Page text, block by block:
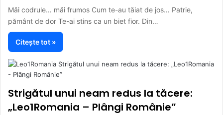
Măi codrule… măi frumos Cum te-au tăiat de jos… Patrie,
pământ de dor Te-ai stins ca un biet fior. Din…
Citește tot »
Strigătul unui neam redus la tăcere:
„Leo1Romania – Plângi Românie”